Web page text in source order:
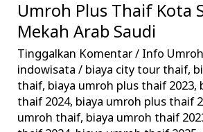
Umroh Plus Thaif Kota
Mekah Arab Saudi
Tinggalkan Komentar/ Info Umroh
indowisata/ biaya city tour thaif,
thaif, biaya umroh plus thaif 2023,
thaif 2024, biaya umroh plus thaif
umroh thaif, biaya umroh thaif
Umroh
Plus
Thaif
Kota
Sejuk
di
Mekah